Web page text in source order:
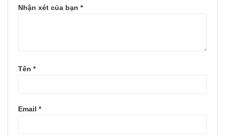
Nhận xét của bạn *
Tên *
Email *